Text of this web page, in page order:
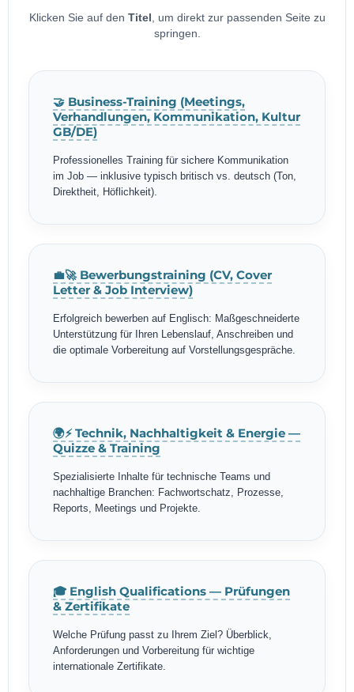
Klicken Sie auf den Titel , um direkt zur passenden Seite zu
springen.
🤝 Business-Training (Meetings,
Verhandlungen, Kommunikation, Kultur
GB/DE)
Professionelles Training für sichere Kommunikation
im Job — inklusive typisch britisch vs. deutsch (Ton,
Direktheit, Höflichkeit).
💼🚀 Bewerbungstraining (CV, Cover
Letter & Job Interview)
Erfolgreich bewerben auf Englisch: Maßgeschneiderte
Unterstützung für Ihren Lebenslauf, Anschreiben und
die optimale Vorbereitung auf Vorstellungsgespräche.
🌍⚡ Technik, Nachhaltigkeit & Energie —
Quizze & Training
Spezialisierte Inhalte für technische Teams und
nachhaltige Branchen: Fachwortschatz, Prozesse,
Reports, Meetings und Projekte.
🎓 English Qualifications — Prüfungen
& Zertifikate
Welche Prüfung passt zu Ihrem Ziel? Überblick,
Anforderungen und Vorbereitung für wichtige
internationale Zertifikate.